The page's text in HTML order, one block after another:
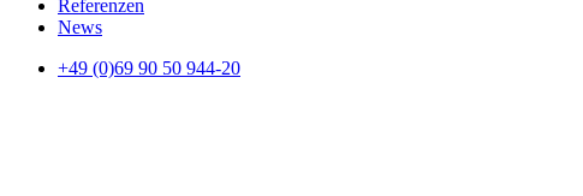
Referenzen
News
+49 (0)69 90 50 944-20